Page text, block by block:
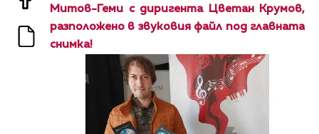
Митов-Геми с диригента Цветан Крумов,
разположено в звуковия файл под главната
снимка!